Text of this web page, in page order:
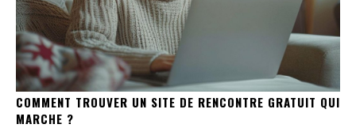
COMMENT TROUVER UN SITE DE RENCONTRE GRATUIT QUI
MARCHE ?